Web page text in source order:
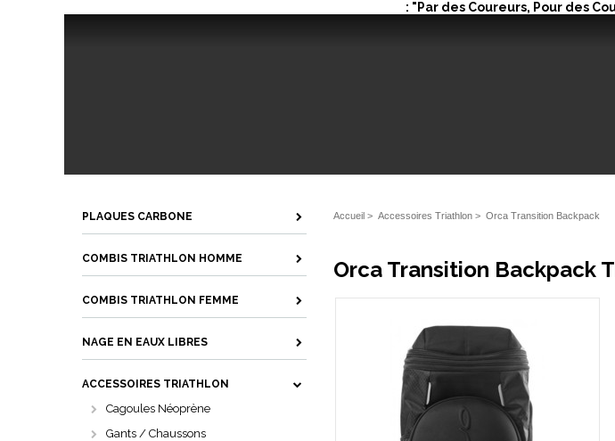
: "Par des Coureurs, Pour des
PLAQUES CARBONE
COMBIS TRIATHLON HOMME
COMBIS TRIATHLON FEMME
NAGE EN EAUX LIBRES
ACCESSOIRES TRIATHLON
Cagoules Néoprène
Gants / Chaussons
Accueil > Accessoires Triathlon > Orca Transition Backpack
Orca Transition Backpack